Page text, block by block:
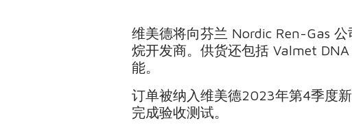
维美德将向芬兰 Nordic Ren-Gas
烷开发商。供货还包括 Valmet
能。
订单被纳入维美德2023年第4季度
完成验收测试。